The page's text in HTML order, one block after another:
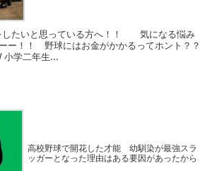
たいと思っている方へ！！ 気になる悩み
ー！！ 野球にはお金がかかるってホント？？
小学二年生...
高校野球で開花した才能 幼馴染が最強スラ
ッガーとなった理由はある要因があったから